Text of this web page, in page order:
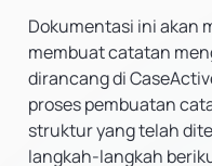
Dokumentasi ini akan
membuat catatan
dirancang di
proses pembuatan
struktur yang telah
langkah-langkah